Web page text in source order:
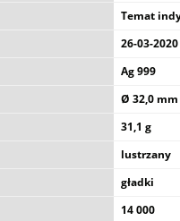
Temat
26-03-2020
Ag 999
Ø 32,0 mm
31,1 g
lustrzany
gładki
14 000